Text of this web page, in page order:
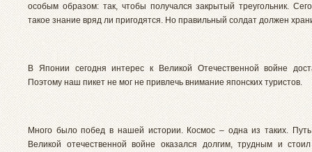
особым образом: так, чтобы получался закрытый треугольник.
такое знание вряд ли пригодятся. Но правильный солдат должен
В Японии сегодня интерес к Великой Отечественной войне
Поэтому наш пикет не мог не привлечь внимание японских туристов.
Много было побед в нашей истории. Космос – одна из таких.
Великой отечественной войне оказался долгим, трудным и